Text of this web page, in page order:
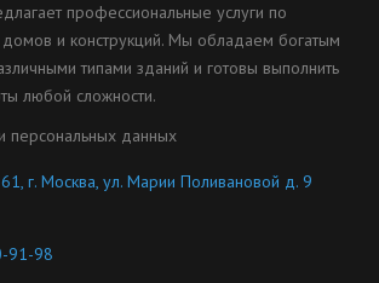
профессиональные услуги по
и конструкций. Мы обладаем богатым
типами зданий и готовы выполнить
любой сложности.
персональных данных
г. Москва, ул. Марии Поливановой д. 9
91-98